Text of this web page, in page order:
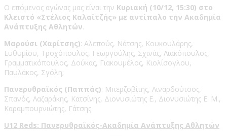
Ο επόμενος αγώνας μας είναι την Κυριακή (10/12, 15:30) στο
Κλειστό «Στέλιος Καλαϊτζής» με αντίπαλο την Ακαδημία
Ανάπτυξης Αθλητών.
Μαρούσι (Χαρίτσης): Αλεπούς, Νάτσης, Κουκουλάρης,
Ευθυμίου, Τροχόπουλος, Γεωργούλης, Σχινάς, Λιακόπουλος,
Γραμματικόπουλος, Δούκας, Γιακουμέλος, Κιολίσογλου,
Παυλάκος, Σγόλη;
Πανερυθραϊκός (Παππάς): Μπερζοβίτης, Λιναρδούτσος,
Σπανός, Λαζαράκης, Κατσίνης, Διονυσιώτης Ε., Διονυσιώτης Ε. Μ.,
Καραμπουρνιώτης, Γάτσης
U12 Reds: Πανερυθραϊκός-Ακαδημία Ανάπτυξης Αθλητών